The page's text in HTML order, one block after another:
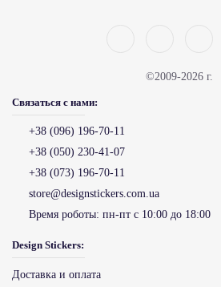
©2009-2026 г.
Связаться с нами:
+38 (096) 196-70-11
+38 (050) 230-41-07
+38 (073) 196-70-11
store@designstickers.com.ua
Время роботы: пн-пт с 10:00 до 18:00
Design Stickers:
Доставка и оплата